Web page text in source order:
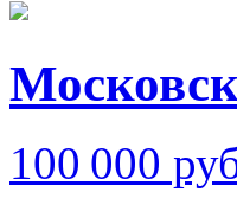
100 000